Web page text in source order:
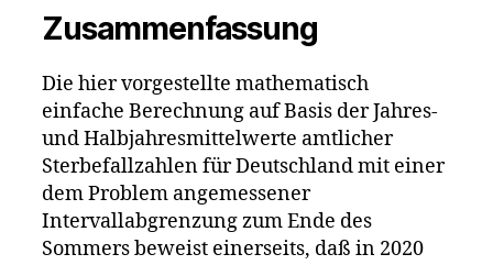
Zusammenfassung
Die hier vorgestellte mathematisch
einfache Berechnung auf Basis der Jahres-
und Halbjahresmittelwerte amtlicher
Sterbefallzahlen für Deutschland mit einer
dem Problem angemessener
Intervallabgrenzung zum Ende des
Sommers beweist einerseits, daß in 2020